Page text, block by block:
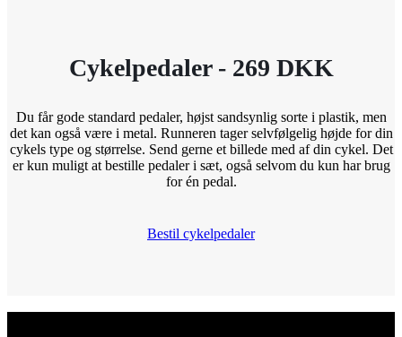
Cykelpedaler - 269 DKK
Du får gode standard pedaler, højst sandsynlig sorte i plastik, men
det kan også være i metal. Runneren tager selvfølgelig højde for din
cykels type og størrelse. Send gerne et billede med af din cykel. Det
er kun muligt at bestille pedaler i sæt, også selvom du kun har brug
for én pedal.
Bestil cykelpedaler